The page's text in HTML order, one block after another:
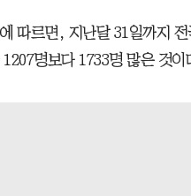
따르면, 지난달 31일까지 전
명보다 1733명 많은 것이